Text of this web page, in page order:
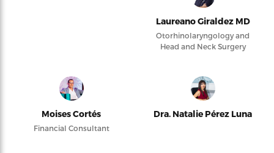
Laureano Giraldez MD
Otorhinolaryngology and
Head and Neck Surgery
Moises Cortés
Financial Consultant
Dra. Natalie Pérez Luna